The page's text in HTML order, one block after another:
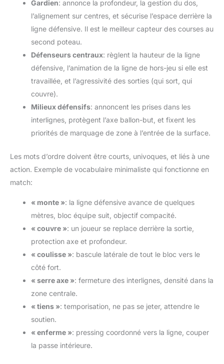
Gardien: annonce la profondeur, la gestion du dos,
l’alignement sur centres, et sécurise l’espace derrière la
ligne défensive. Il est le meilleur capteur des courses au
second poteau.
Défenseurs centraux: règlent la hauteur de la ligne
défensive, l’animation de la ligne de hors-jeu si elle est
travaillée, et l’agressivité des sorties (qui sort, qui
couvre).
Milieux défensifs: annoncent les prises dans les
interlignes, protègent l’axe ballon-but, et fixent les
priorités de marquage de zone à l’entrée de la surface.
Les mots d’ordre doivent être courts, univoques, et liés à une
action. Exemple de vocabulaire minimaliste qui fonctionne en
match:
« monte »: la ligne défensive avance de quelques
mètres, bloc équipe suit, objectif compacité.
« couvre »: un joueur se replace derrière la sortie,
protection axe et profondeur.
« coulisse »: bascule latérale de tout le bloc vers le
côté fort.
« serre axe »: fermeture des interlignes, densité dans la
zone centrale.
« tiens »: temporisation, ne pas se jeter, attendre le
soutien.
« enferme »: pressing coordonné vers la ligne, couper
la passe intérieure.